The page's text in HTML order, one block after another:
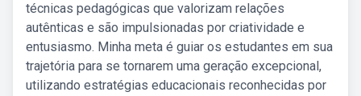
técnicas pedagógicas que valorizam relações
autênticas e são impulsionadas por criatividade e
entusiasmo. Minha meta é guiar os estudantes em sua
trajetória para se tornarem uma geração excepcional,
utilizando estratégias educacionais reconhecidas por